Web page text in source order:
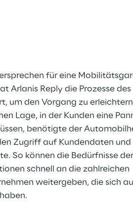
für eine
Arlanis Reply die Prozesse
um den Vorgang zu
Lage, in der Kunden eine
benötigte der
Zugriff auf Kundendaten und
So können die Bedürfnisse
schnell an die zahlreichen
weitergeben, die sich